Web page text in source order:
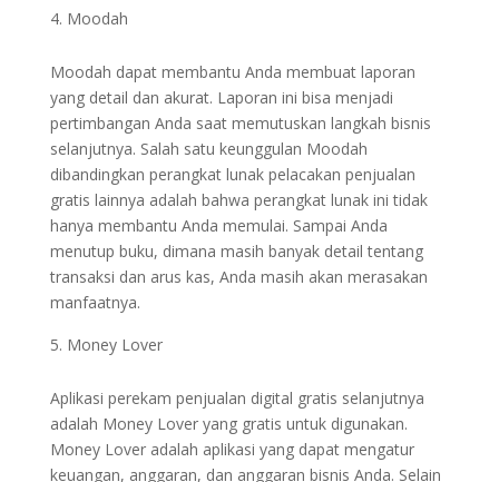
Moodah
Moodah dapat membantu Anda membuat laporan
yang detail dan akurat. Laporan ini bisa menjadi
pertimbangan Anda saat memutuskan langkah bisnis
selanjutnya. Salah satu keunggulan Moodah
dibandingkan perangkat lunak pelacakan penjualan
gratis lainnya adalah bahwa perangkat lunak ini tidak
hanya membantu Anda memulai. Sampai Anda
menutup buku, dimana masih banyak detail tentang
transaksi dan arus kas, Anda masih akan merasakan
manfaatnya.
Money Lover
Aplikasi perekam penjualan digital gratis selanjutnya
adalah Money Lover yang gratis untuk digunakan.
Money Lover adalah aplikasi yang dapat mengatur
keuangan, anggaran, dan anggaran bisnis Anda. Selain